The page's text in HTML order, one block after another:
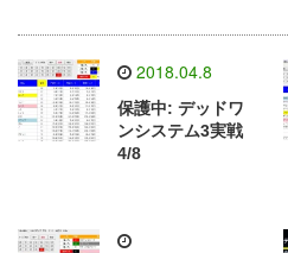
2018.04.8
保護中: デッドワ
ンシステム3実戦
4/8